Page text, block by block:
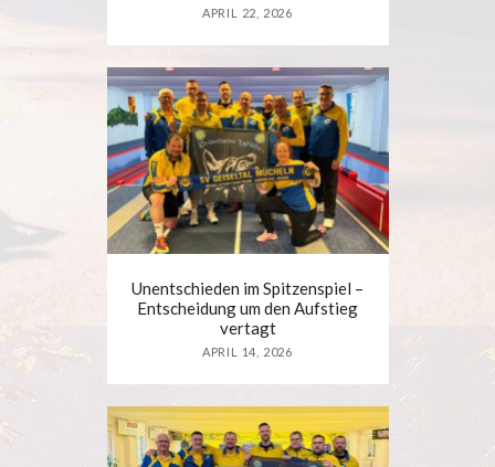
APRIL 22, 2026
Unentschieden im Spitzenspiel –
Entscheidung um den Aufstieg
vertagt
APRIL 14, 2026